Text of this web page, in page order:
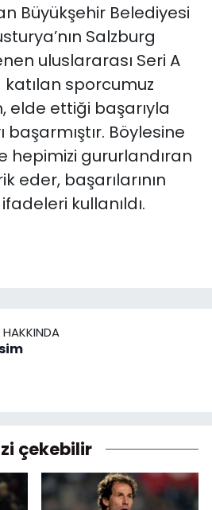
Büyükşehir Belediyesi
Salzburg
uluslararası Seri A
sporcumuz
elde ettiği başarıyla
Böylesine
hepimizi gururlandıran
eder, başarılarının
kullanıldı.
HAKKINDA
çekebilir